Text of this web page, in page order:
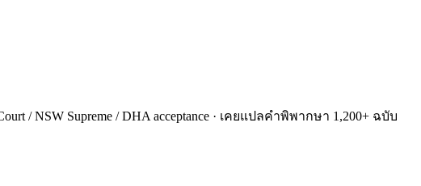
/ NSW Supreme / DHA acceptance · เคยแปลคำพิพากษา 1,200+ ฉบับ